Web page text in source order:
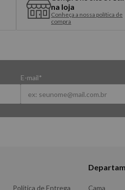
na loja
Conheça a nossa política de
compra
E-mail*
Política de Entrega Cama